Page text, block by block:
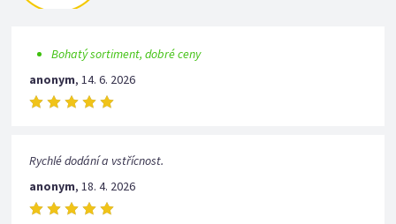
Bohatý sortiment, dobré ceny
anonym,14. 6. 2026
Rychlé dodání a vstřícnost.
anonym,18. 4. 2026